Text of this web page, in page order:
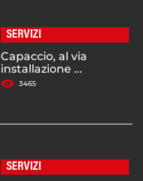
SERVIZI
Capaccio, al via
installazione ...
3465
SERVIZI